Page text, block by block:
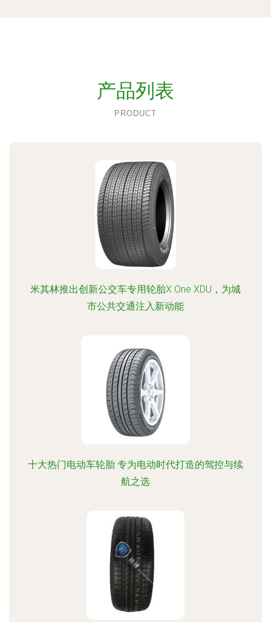
产品列表
PRODUCT
米其林推出创新公交车专用轮胎X One XDU，为城
市公共交通注入新动能
十大热门电动车轮胎 专为电动时代打造的驾控与续
航之选